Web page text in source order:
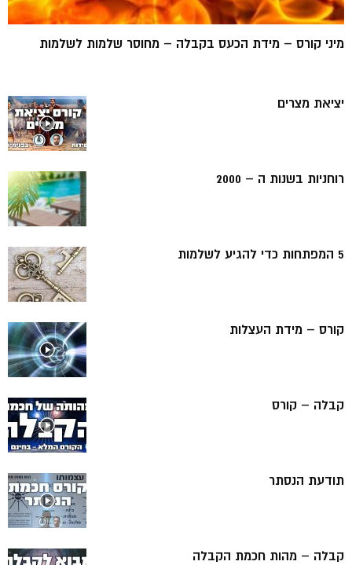
מיני קורס – מידת הכעס בקבלה – מחוסר שלמות לשלמות
יציאת מצרים
רוחניות בשנות ה – 2000
5 המפתחות כדי להגיע לשלמות
קורס – מידת העצלות
קבלה – קורס
תודעת הנסתר
קבלה – מהות חכמת הקבלה